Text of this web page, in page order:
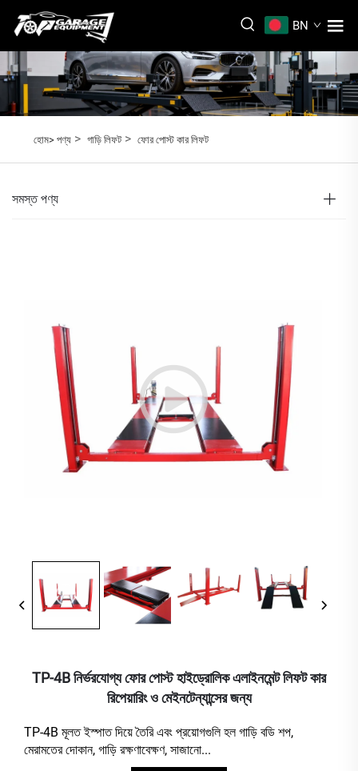
BN
হোম> পণ্য> গাড়ি লিফট> ফোর পোস্ট কার লিফট
সমস্ত পণ্য
TP-4B নির্ভরযোগ্য ফোর পোস্ট হাইড্রোলিক এলাইনমেন্ট লিফট কার
রিপেয়ারিং ও মেইনটেন্যান্সের জন্য
TP-4B মূলত ইস্পাত দিয়ে তৈরি এবং প্রয়োগগুলি হল গাড়ি বডি শপ,
মেরামতের দোকান, গাড়ি রক্ষণাবেক্ষণ, সাজানো...